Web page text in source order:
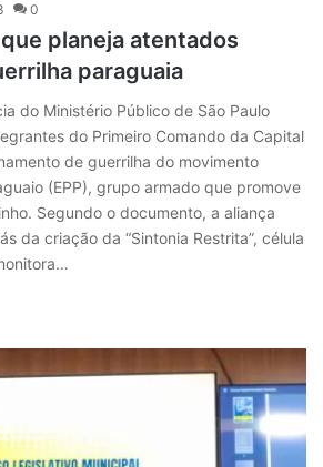
0
planeja atentados
paraguaia
do Ministério Público de São Paulo
do Primeiro Comando da Capital
de guerrilha do movimento
(EPP), grupo armado que promove
Segundo o documento, a aliança
da criação da “Sintonia Restrita”, célula